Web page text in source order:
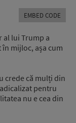
EMBED CODE
al lui Trump a
în mijloc, așa cum
crede că mulți din
pentru
nu e cea din